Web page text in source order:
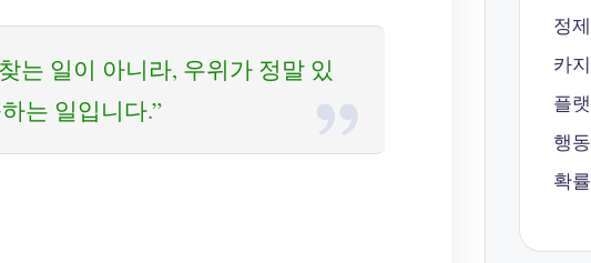
는 일이 아니라, 우위가 정말 있
는 일입니다.”
정
카
플
행
확